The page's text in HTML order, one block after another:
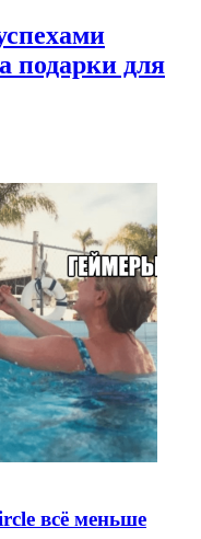
подарки для
всё меньше